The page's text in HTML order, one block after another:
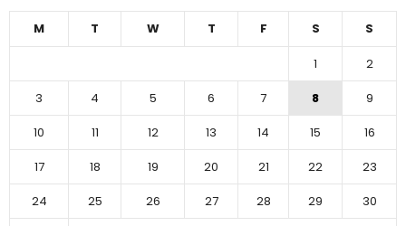
M T W T F S S
1
2
3
4 5 6 7 8
9
10
11 12 13 14 15
16
17
18 19 20 21 22
23
24
25 26 27 28 29
30